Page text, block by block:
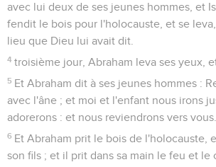
avec lui deux de ses jeunes hommes, et
fendit le bois pour l'holocauste, et se
lieu que Dieu lui avait dit.
4 troisième jour, Abraham leva ses yeux,
5 Et Abraham dit à ses jeunes hommes :
avec l'âne ; et moi et l'enfant nous irons
adorerons : et nous reviendrons vers vous.
6 Et Abraham prit le bois de l'holocauste,
son fils ; et il prit dans sa main le feu et le